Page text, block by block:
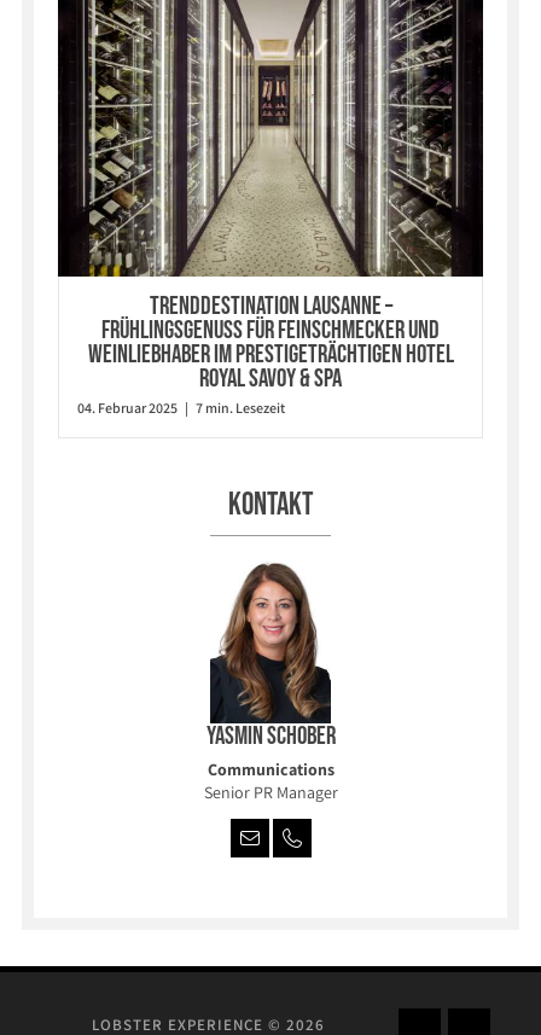
TRENDDESTINATION LAUSANNE –
FRÜHLINGSGENUSS FÜR FEINSCHMECKER UND
WEINLIEBHABER IM PRESTIGETRÄCHTIGEN HOTEL
ROYAL SAVOY & SPA
04. Februar 2025 | 7 min. Lesezeit
Kontakt
Yasmin Schober
Communications
Senior PR Manager
LOBSTER EXPERIENCE © 2026